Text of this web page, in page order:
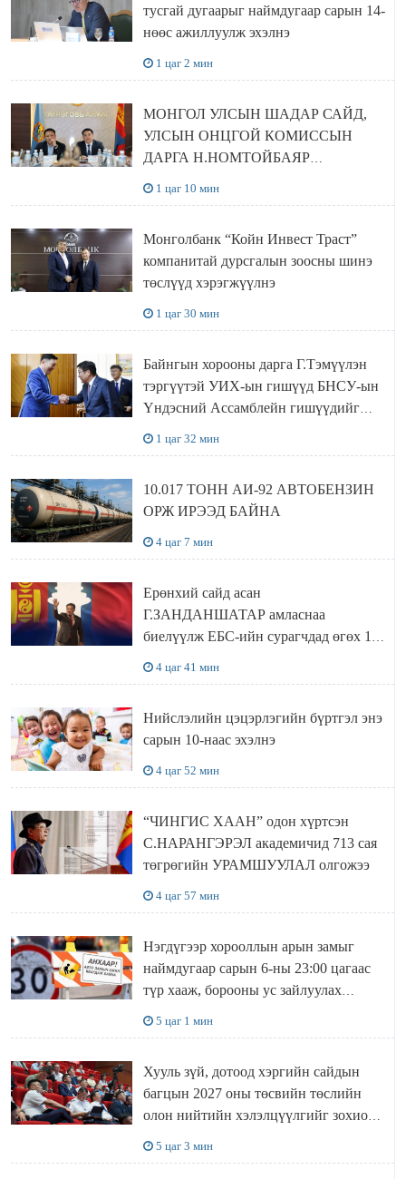
тусгай дугаарыг наймдугаар сарын 14-
нөөс ажиллуулж эхэлнэ
1 цаг 2 мин
МОНГОЛ УЛСЫН ШАДАР САЙД,
УЛСЫН ОНЦГОЙ КОМИССЫН
ДАРГА Н.НОМТОЙБАЯР
1 цаг 10 мин
Монголбанк “Койн Инвест Траст”
компанитай дурсгалын зоосны шинэ
төслүүд хэрэгжүүлнэ
1 цаг 30 мин
Байнгын хорооны дарга Г.Тэмүүлэн
тэргүүтэй УИХ-ын гишүүд БНСУ-ын
Үндэсний Ассамблейн гишүүдийг
1 цаг 32 мин
10.017 ТОНН АИ-92 АВТОБЕНЗИН
ОРЖ ИРЭЭД БАЙНА
4 цаг 7 мин
Ерөнхий сайд асан
Г.ЗАНДАНШАТАР амласнаа
биелүүлж ЕБС-ийн сурагчдад өгөх 10.
4 цаг 41 мин
Нийслэлийн цэцэрлэгийн бүртгэл энэ
сарын 10-наас эхэлнэ
4 цаг 52 мин
“ЧИНГИС ХААН” одон хүртсэн
С.НАРАНГЭРЭЛ академичид 713 сая
төгрөгийн УРАМШУУЛАЛ олгожээ
4 цаг 57 мин
Нэгдүгээр хорооллын арын замыг
наймдугаар сарын 6-ны 23:00 цагаас
түр хааж, борооны ус зайлуулах
5 цаг 1 мин
Хууль зүй, дотоод хэргийн сайдын
багцын 2027 оны төсвийн төслийн
олон нийтийн хэлэлцүүлгийг зохион
5 цаг 3 мин